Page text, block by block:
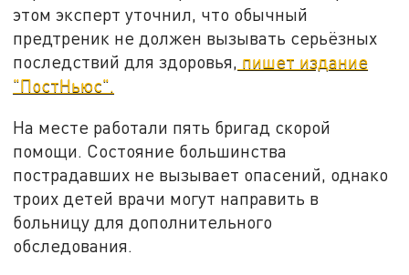
этом эксперт уточнил, что обычный
предтреник не должен вызывать серьёзных
последствий для здоровья, пишет издание
"ПостНьюс".
На месте работали пять бригад скорой
помощи. Состояние большинства
пострадавших не вызывает опасений, однако
троих детей врачи могут направить в
больницу для дополнительного
обследования.